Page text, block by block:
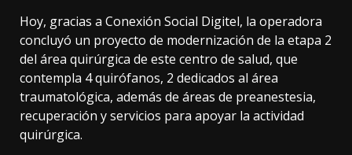
Hoy, gracias a Conexión Social Digitel, la operadora
concluyó un proyecto de modernización de la etapa 2
del área quirúrgica de este centro de salud, que
contempla 4 quirófanos, 2 dedicados al área
traumatológica, además de áreas de preanestesia,
recuperación y servicios para apoyar la actividad
quirúrgica.